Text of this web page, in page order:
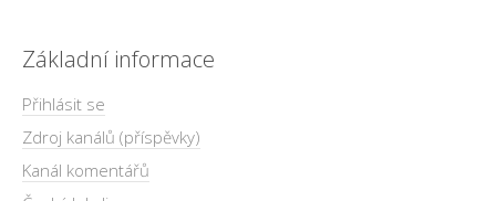
Základní informace
Přihlásit se
Zdroj kanálů (příspěvky)
Kanál komentářů